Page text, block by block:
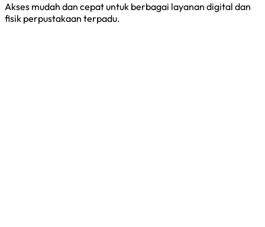
Akses mudah dan cepat untuk berbagai layanan digital dan
fisik perpustakaan terpadu.